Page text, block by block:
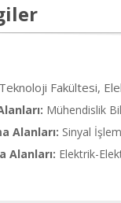
Teknoloji Fakültesi,
Mühendislik
Alanları: Sinyal
Alanları: Elektrik-